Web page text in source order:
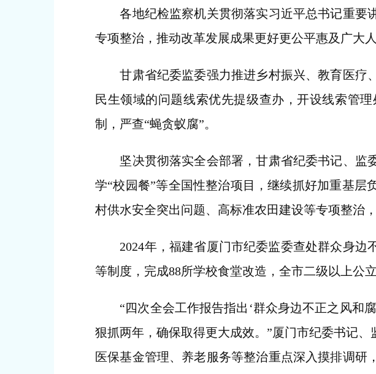
各地纪检监察机关贯彻落实习近平总书记重要
专项整治，推动改革发展成果更好更公平惠及广大人
甘肃省纪委监委强力推进乡村振兴、教育医疗
民生领域的问题线索优先提级查办，开设线索管
制，严查“蝇贪蚁腐”。
坚决贯彻落实全会部署，甘肃省纪委书记、监
学“校园餐”等全国性整治项目，继续抓好加重基
村供水安全突出问题、高标准农田建设等专项整治
2024年，福建省厦门市纪委监委查处群众身边
等制度，完成88所学校食堂改造，全市二级以上公
“四次全会工作报告指出‘群众身边不正之风和腐
狠抓两年，确保取得更大成效。”厦门市纪委书记
医保基金管理、养老服务等整治重点深入摸排调